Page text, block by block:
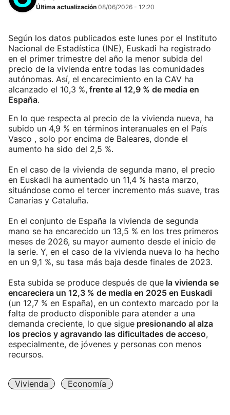
Última actualización 08/06/2026 - 12:20
Según los datos publicados este lunes por el Instituto
Nacional de Estadística (INE), Euskadi ha registrado
en el primer trimestre del año la menor subida del
precio de la vivienda entre todas las comunidades
autónomas. Así, el encarecimiento en la CAV ha
alcanzado el 10,3 %, frente al 12,9 % de media en
España.
En lo que respecta al precio de la vivienda nueva, ha
subido un 4,9 % en términos interanuales en el País
Vasco , solo por encima de Baleares, donde el
aumento ha sido del 2,5 %.
En el caso de la vivienda de segunda mano, el precio
en Euskadi ha aumentado un 11,4 % hasta marzo,
situándose como el tercer incremento más suave, tras
Canarias y Cataluña.
En el conjunto de España la vivienda de segunda
mano se ha encarecido un 13,5 % en los tres primeros
meses de 2026, su mayor aumento desde el inicio de
la serie. Y, en el caso de la vivienda nueva lo ha hecho
en un 9,1 %, su tasa más baja desde finales de 2023.
Esta subida se produce después de que la vivienda se
encareciera un 12,3 % de media en 2025 en Euskadi
(un 12,7 % en España), en un contexto marcado por la
falta de producto disponible para atender a una
demanda creciente, lo que sigue presionando al alza
los precios y agravando las dificultades de acceso,
especialmente, de jóvenes y personas con menos
recursos.
Vivienda Economía